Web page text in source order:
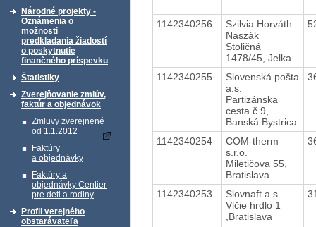
Národné projekty -
Oznámenia o
možnosti
predkladania žiadostí
o poskytnutie
finančného príspevku
Štatistiky
Zverejňovanie zmlúv,
faktúr a objednávok
Zmluvy zverejnené
od 1.1.2012
Faktúry
a objednávky
Faktúry a
objednávky Centier
pre deti a rodiny
Profil verejného
obstarávateľa
1142340256
Szilvia Horváth
Naszák
Stoličná
1478/45, Jelka
1142340255
Slovenská pošta
a.s.
Partizánska
cesta č.9,
Banská Bystrica
1142340254
COM-therm
s.r.o.
Miletičova 55,
Bratislava
1142340253
Slovnaft a.s.
Vlčie hrdlo 1
,Bratislava